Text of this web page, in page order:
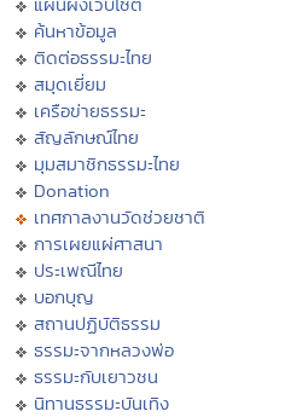
ค้นหาข้อมูล
ติดต่อธรรมะไทย
สมุดเยี่ยม
เครือข่ายธรรมะ
สัญลักษณ์ไทย
มุมสมาชิกธรรมะไทย
Donation
เทศกาลงานวัดช่วยชาติ
การเผยแผ่ศาสนา
ประเพณีไทย
บอกบุญ
สถานปฏิบัติธรรม
ธรรมะจากหลวงพ่อ
ธรรมะกับเยาวชน
นิทานธรรมะบันเทิง